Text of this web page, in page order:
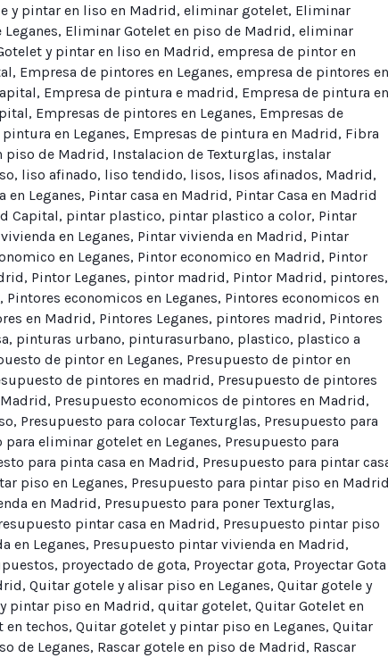
y pintar en liso en Madrid, eliminar gotelet, Eliminar
, Eliminar Gotelet en piso de Madrid, eliminar
y pintar en liso en Madrid, empresa de pintor en
, Empresa de pintores en Leganes, empresa de pintores en
, Empresa de pintura e madrid, Empresa de pintura en
, Empresas de pintores en Leganes, Empresas de
en Leganes, Empresas de pintura en Madrid, Fibra
piso de Madrid, Instalacion de Texturglas, instalar
, liso afinado, liso tendido, lisos, lisos afinados, Madrid,
en Leganes, Pintar casa en Madrid, Pintar Casa en Madrid
Capital, pintar plastico, pintar plastico a color, Pintar
en Leganes, Pintar vivienda en Madrid, Pintar
en Leganes, Pintor economico en Madrid, Pintor
, Pintor Leganes, pintor madrid, Pintor Madrid, pintores,
, Pintores economicos en Leganes, Pintores economicos en
en Madrid, Pintores Leganes, pintores madrid, Pintores
, pinturas urbano, pinturasurbano, plastico, plastico a
de pintor en Leganes, Presupuesto de pintor en
de pintores en madrid, Presupuesto de pintores
, Presupuesto economicos de pintores en Madrid,
, Presupuesto para colocar Texturglas, Presupuesto para
para eliminar gotelet en Leganes, Presupuesto para
para pinta casa en Madrid, Presupuesto para pintar
piso en Leganes, Presupuesto para pintar piso en Madrid
en Madrid, Presupuesto para poner Texturglas,
pintar casa en Madrid, Presupuesto pintar piso
en Leganes, Presupuesto pintar vivienda en Madrid,
, proyectado de gota, Proyectar gota, Proyectar Gota
, Quitar gotele y alisar piso en Leganes, Quitar gotele y
pintar piso en Madrid, quitar gotelet, Quitar Gotelet en
en techos, Quitar gotelet y pintar piso en Leganes, Quitar
de Leganes, Rascar gotele en piso de Madrid, Rascar